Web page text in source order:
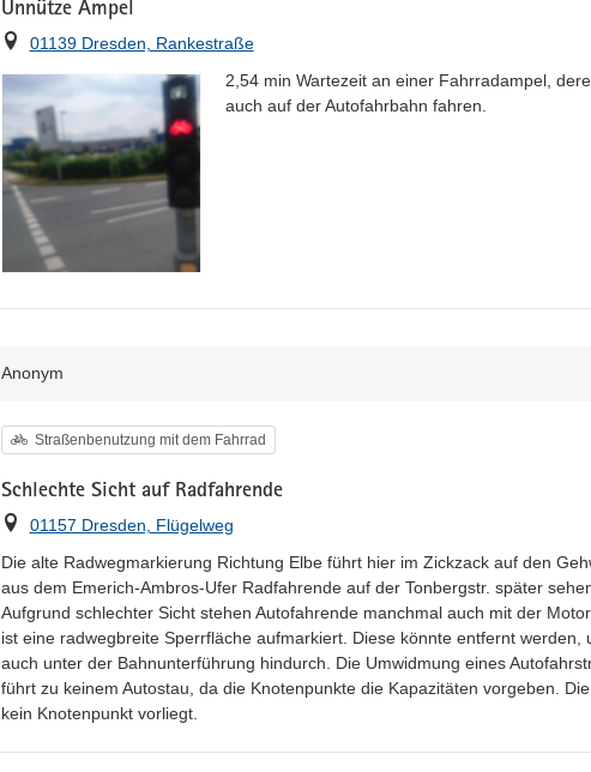
Unnütze Ampel
Ort
01139 Dresden, Rankestraße
2,54 min Wartezeit an einer Fahrradampel,
auch auf der Autofahrbahn fahren.
Anonym
Kategorie
Straßenbenutzung mit dem Fahrrad
Schlechte Sicht auf Radfahrende
Ort
01157 Dresden, Flügelweg
Die alte Radwegmarkierung Richtung Elbe führt hier im Zickzack auf den
aus dem Emerich-Ambros-Ufer Radfahrende auf der Tonbergstr. später
Aufgrund schlechter Sicht stehen Autofahrende manchmal auch mit der
ist eine radwegbreite Sperrfläche aufmarkiert. Diese könnte entfernt
auch unter der Bahnunterführung hindurch. Die Umwidmung eines
führt zu keinem Autostau, da die Knotenpunkte die Kapazitäten vorgeben.
kein Knotenpunkt vorliegt.